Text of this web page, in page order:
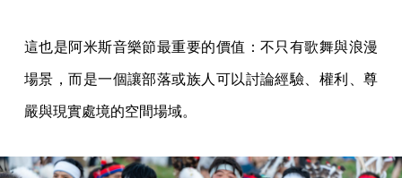
這也是阿米斯音樂節最重要的價值：不只有歌舞與浪漫
場景，而是一個讓部落或族人可以討論經驗、權利、尊
嚴與現實處境的空間場域。